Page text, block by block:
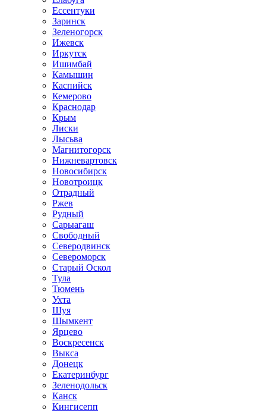
Ессентуки
Заринск
Зеленогорск
Ижевск
Иркутск
Ишимбай
Камышин
Каспийск
Кемерово
Краснодар
Крым
Лиски
Лысьва
Магнитогорск
Нижневартовск
Новосибирск
Новотроицк
Отрадный
Ржев
Рудный
Сарыагаш
Свободный
Северодвинск
Североморск
Старый Оскол
Тула
Тюмень
Ухта
Шуя
Шымкент
Ярцево
Воскресенск
Выкса
Донецк
Екатеринбург
Зеленодольск
Канск
Кингисепп